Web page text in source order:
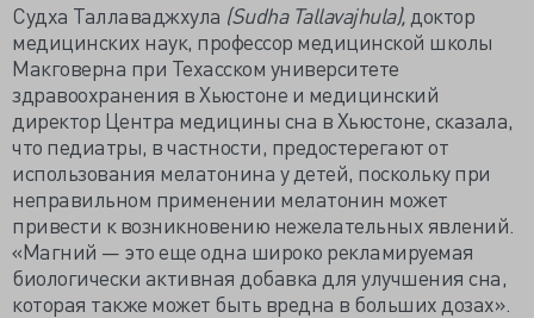
Судха Таллаваджхула (Sudha Tallavajhula), доктор
медицинских наук, профессор медицинской школы
Макговерна при Техасском университете
здравоохранения в Хьюстоне и медицинский
директор Центра медицины сна в Хьюстоне, сказала,
что педиатры, в частности, предостерегают от
использования мелатонина у детей, поскольку при
неправильном применении мелатонин может
привести к возникновению нежелательных явлений.
«Магний — это еще одна широко рекламируемая
биологически активная добавка для улучшения сна,
которая также может быть вредна в больших дозах».